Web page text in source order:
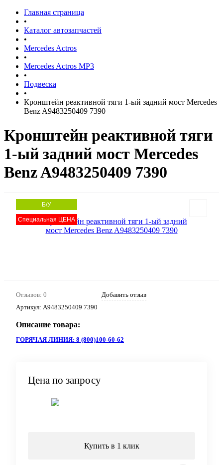
Главная страница
•
Каталог автозапчастей
•
Mercedes Actros
•
Mercedes Actros MP3
•
Подвеска
•
Кронштейн реактивной тяги 1-ый задний мост Mercedes
Benz A9483250409 7390
Кронштейн реактивной тяги
1-ый задний мост Mercedes
Benz A9483250409 7390
Б/У
Специальная ЦЕНА
Отзывов: 0
Добавить отзыв
Артикул: A9483250409 7390
Описание товара:
ГОРЯЧАЯ ЛИНИЯ: 8 (800)100-60-62
Цена по запросу
Купить в 1 клик